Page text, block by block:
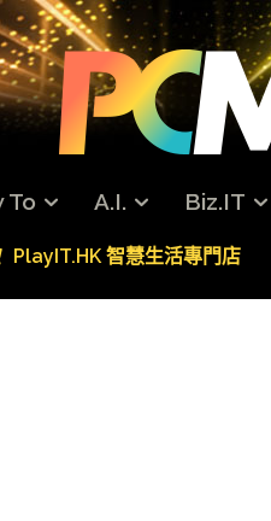
To A.I. Biz.IT
PlayIT.HK 智慧生活專門店